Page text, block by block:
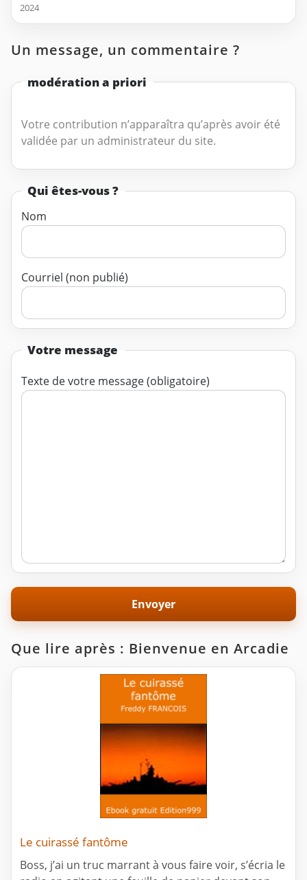
2024
Un message, un commentaire ?
modération a priori
Votre contribution n’apparaîtra qu’après avoir été
validée par un administrateur du site.
Qui êtes-vous ?
Nom
Courriel (non publié)
Votre message
Texte de votre message (obligatoire)
Que lire après : Bienvenue en Arcadie
Le cuirassé fantôme
Boss, j’ai un truc marrant à vous faire voir, s’écria le